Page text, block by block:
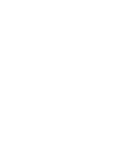
Rozsah a kvalita